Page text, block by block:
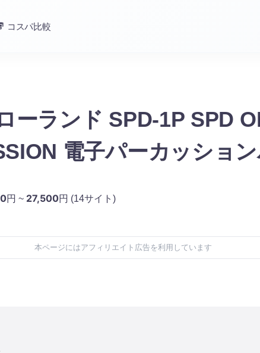
コスパ比較
ーランド SPD-1P SPD
電子パーカッショ
円 ~ 27,500円 (14サイト)
本ページにはアフィリエイト広告を利用しています